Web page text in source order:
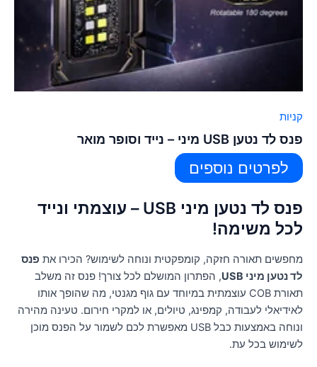
קניות
פנס לד נטען USB מיני – נייד וסופר מואר
לפרטים נוספים
פנס לד נטען מיני USB – עוצמתי ונייד
לכל משימה!
מחפשים תאורה חזקה, קומפקטית ונוחה לשימוש? הכירו את פנס
לד נטען מיני USB
, הפתרון המושלם לכל צורך! פנס זה משלב
תאורת COB עוצמתית במיוחד עם גוף מגנטי, מה שהופך אותו
לאידיאלי לעבודה, קמפינג, טיולים, או למקרי חירום. טעינה מהירה
ונוחה באמצעות כבל USB מאפשרת לכם לשמור על הפנס מוכן
לשימוש בכל עת.